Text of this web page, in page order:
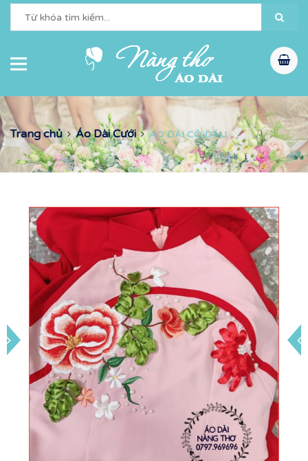
Trang chủ Áo Dài Cưới ÁO DÀI CÔ DÂU